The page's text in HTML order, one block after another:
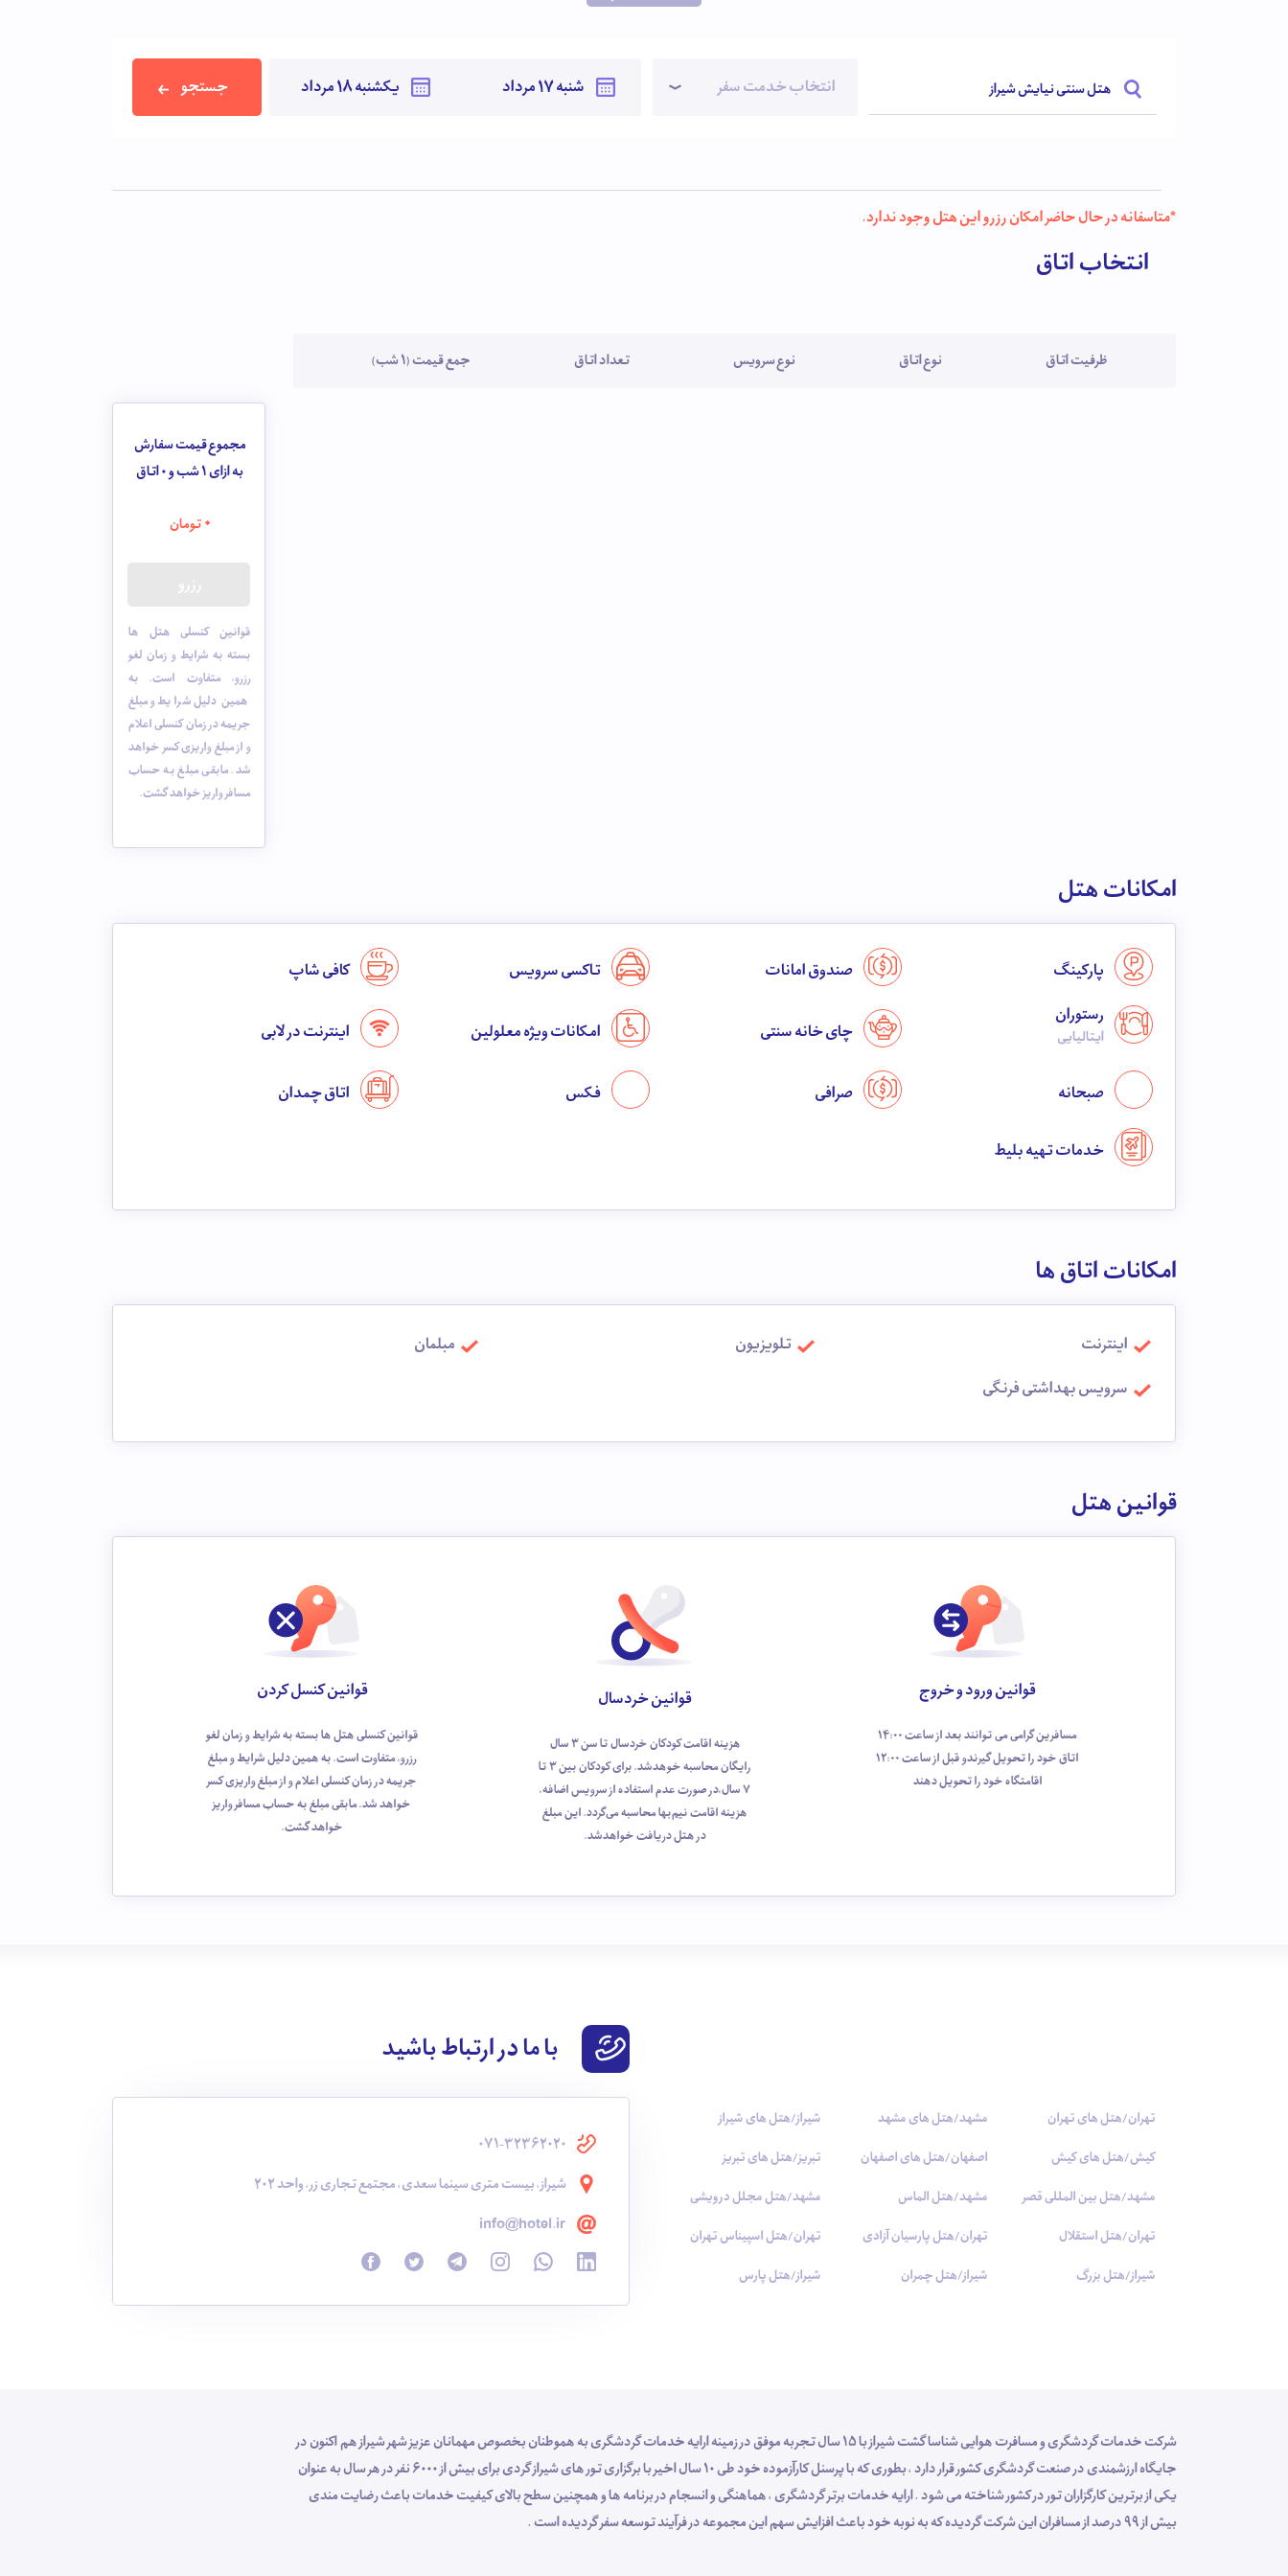
هتل سنتی نیایش شیراز انتخاب خدمت سفر جستجو
*متاسفانه در حال حاضر امکان رزرو این هتل وجود ندارد.
انتخاب اتاق
ظرفیت اتاق نوع اتاق نوع سرویس تعداد اتاق جمع قیمت (1 شب)
مجموع قیمت سفارش
به ازای 1 شب و
0اتاق
0تومان
قوانین کنسلی هتل ها
بسته به شرایط و زمان لغو
رزرو، متفاوت است. به
همین دلیل شرایط و مبلغ
جریمه در زمان کنسلی اعلام
و از مبلغ واریزی کسر خواهد
شد. مابقی مبلغ به حساب
مسافر واریز خواهد گشت.
امکانات هتل
پارکینگ صندوق امانات تاکسی سرویس
کافی شاپ
رستوران
ایتالیایی چای خانه سنتی امکانات ویژه معلولین اینترنت در لابی
صبحانه صرافی فکس اتاق چمدان
خدمات تهیه بلیط
امکانات اتاق ها
اینترنت تلویزیون
مبلمان
سرویس بهداشتی فرنگی
قوانین هتل
قوانین ورود و خروج
مسافرین گرامی می توانند بعد از ساعت 14:00
اتاق خود را تحویل گیرندو قبل از ساعت 12:00
اقامتگاه خود را تحویل دهند
قوانین خردسال
هزینه اقامت کودکان خردسال تا سن 3 سال
رایگان محاسبه خوهد‌شد. برای کودکان بین 3 تا
7 سال،در صورت عدم استفاده از سرویس اضافه،
هزینه اقامت نیم‌بها محاسبه می‌گردد. این مبلغ
در هتل دریافت خواهدشد.
قوانین کنسل کردن
قوانین کنسلی هتل ها بسته به شرایط و زمان لغو
رزرو، متفاوت است. به همین دلیل شرایط و مبلغ
جریمه در زمان کنسلی اعلام و از مبلغ واریزی کسر
خواهد شد. مابقی مبلغ به حساب مسافر واریز
خواهد گشت.
تهران/هتل های تهران
کیش/هتل های کیش
مشهد/هتل بین المللی قصر
تهران/هتل استقلال
شیراز/هتل بزرگ
مشهد/هتل های مشهد
اصفهان/هتل های اصفهان
مشهد/هتل الماس
تهران/هتل پارسیان آزادی
شیراز/هتل چمران
شیراز/هتل های شیراز
تبریز/هتل های تبریز
مشهد/هتل مجلل درویشی
تهران/هتل اسپیناس تهران
شیراز/هتل پارس
با ما در ارتباط باشید
071-32362020
شیراز، بیست متری سینما سعدی، مجتمع تجاری زر، واحد 202
info@hotel.ir
شرکت خدمات گردشگری و مسافرت هوایی شناسا گشت شیراز با 15 سال تجربه موفق در زمینه ارایه خدمات گردشگری به هموطنان بخصوص مهمانان عزیز شهر شیراز هم اکنون در
جایگاه ارزشمندی در صنعت گردشگری کشور قرار دارد ، بطوری که با پرسنل کارآزموده خود طی 10 سال اخیر با برگزاری تور های شیراز گردی برای بیش از 6000 نفر در هر سال به عنوان
یکی از برترین کارگزاران تور در کشور شناخته می شود . ارایه خدمات برتر گردشگری ، هماهنگی و انسجام در برنامه ها و همچنین سطح بالای کیفیت خدمات باعث رضایت مندی
بیش از 99 درصد از مسافران این شرکت گردیده که به نوبه خود باعث افزایش سهم این مجموعه در فرآیند توسعه سفر گردیده است .